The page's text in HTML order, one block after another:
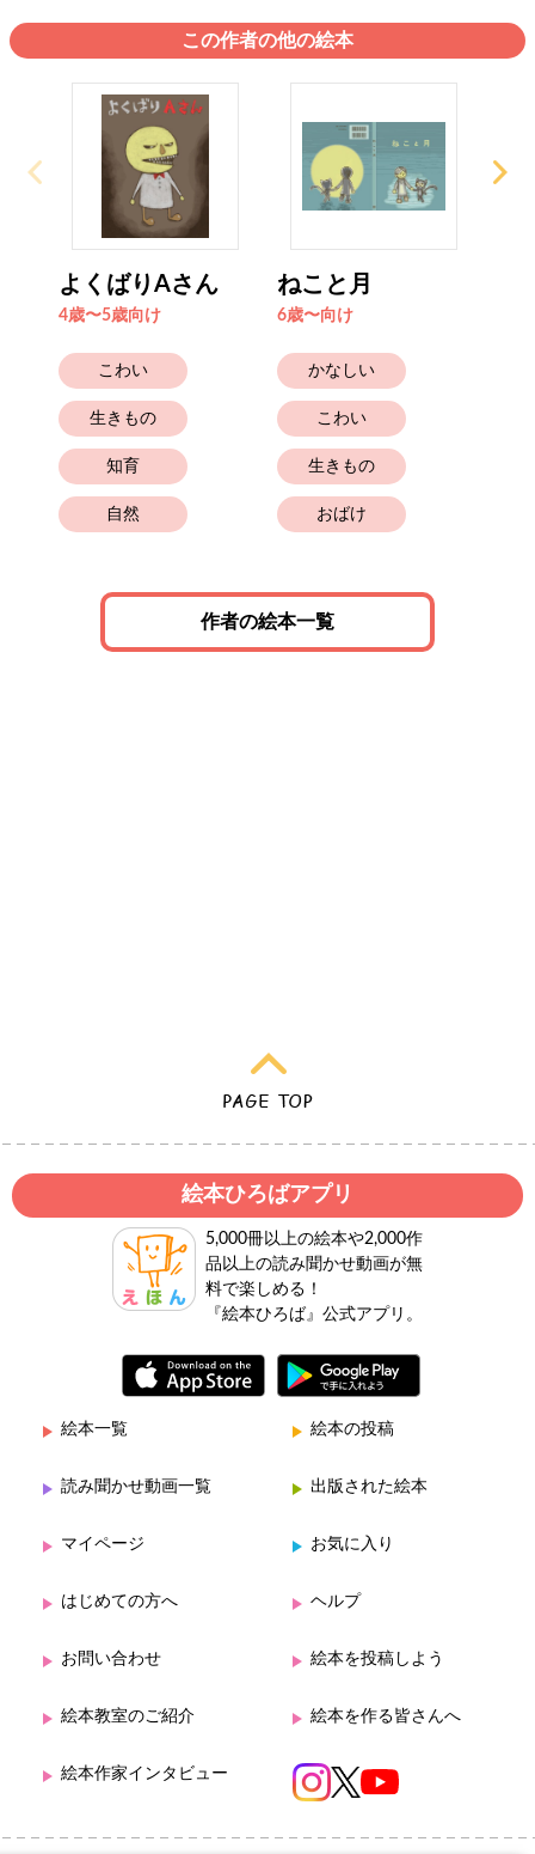
この作者の他の絵本
よくばりAさん
4歳〜5歳向け
こわい
生きもの
知育
自然
ねこと月
6歳〜向け
かなしい
こわい
生きもの
おばけ
作者の絵本一覧
絵本ひろばアプリ
5,000冊以上の絵本や2,000作
品以上の読み聞かせ動画が無
料で楽しめる！
『絵本ひろば』公式アプリ。
絵本一覧 絵本の投稿
読み聞かせ動画一覧 出版された絵本
マイページ お気に入り
はじめての方へ ヘルプ
お問い合わせ 絵本を投稿しよう
絵本教室のご紹介 絵本を作る皆さんへ
絵本作家インタビュー